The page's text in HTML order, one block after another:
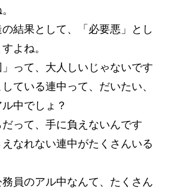
結果として、「必要悪」とし
よね。
って、大人しいじゃないです
ている連中って、だいたい、
中でしょ？
って、手に負えないんです
なれない連中がたくさんいる
員のアル中なんて、たくさん